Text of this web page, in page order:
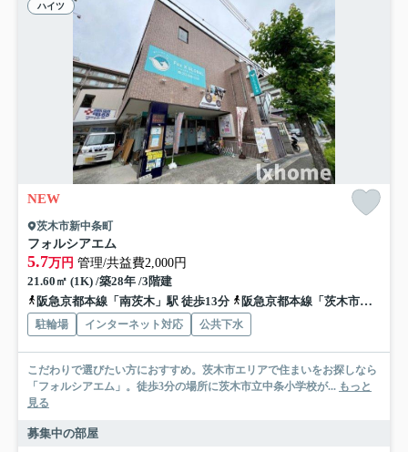
ハイツ
NEW
茨木市新中条町
フォルシアエム
5.7万円 管理/共益費2,000円
21.60㎡ (1K) /築28年 /3階建
阪急京都本線「南茨木」駅 徒歩13分
阪急京都本線「茨木市」駅 徒歩16分
駐輪場 インターネット対応 公共下水
こだわりで選びたい方におすすめ。茨木市エリアで住まいをお探しなら
「フォルシアエム」。徒歩3分の場所に茨木市立中条小学校が... もっと
見る
募集中の部屋